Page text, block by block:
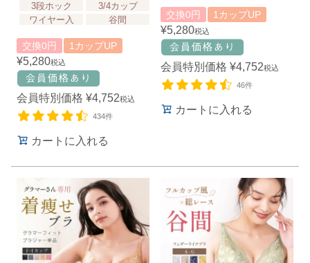
3段ホック
3/4カップ
ワイヤー入
谷間
交換0円 1カップUP
¥5,280税込
会員特別価格 ¥4,752税込
434件
カートに入れる
交換0円 1カップUP
¥5,280税込
会員特別価格 ¥4,752税込
46件
カートに入れる